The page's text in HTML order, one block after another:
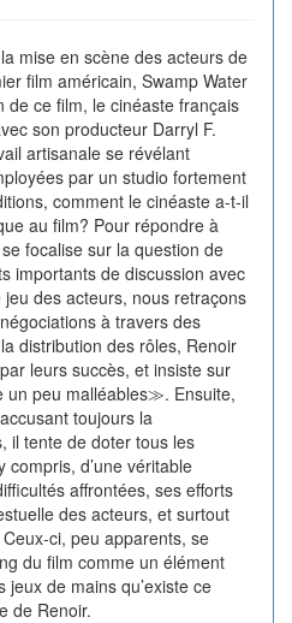
mise en scène des acteurs de
film américain, Swamp Water
de ce film, le cinéaste français
son producteur Darryl F.
artisanale se révélant
par un studio fortement
comment le cinéaste a-t-il
au film? Pour répondre à
focalise sur la question de
importants de discussion avec
jeu des acteurs, nous retraçons
à travers des
distribution des rôles, Renoir
leurs succès, et insiste sur
peu malléables≫. Ensuite,
toujours la
il tente de doter tous les
d’une véritable
affrontées, ses efforts
des acteurs, et surtout
ci, peu apparents, se
du film comme un élément
jeux de mains qu’existe ce
de Renoir.